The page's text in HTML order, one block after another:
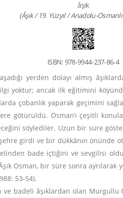
âşık
(Âşık / 19. Yüzyıl / Anadolu-
ISBN: 978-9944-237-86-4
yerden dolayı almış
yoktur; ancak ilk eğitimini
çobanlık yaparak geçimini
götürüldü. Osman’ı çeşitli
söylediler. Uzun bir süre
girdi ve bir dükkânın önünde
elinden bade içtiğini ve sevgilisi
Osman, bir süre sonra
53-54).
badeli âşıklardan olan Murgullu